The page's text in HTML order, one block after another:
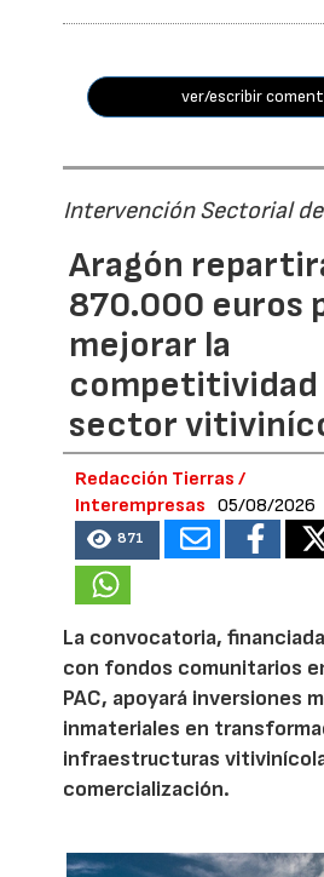
ver/escribir
Intervención Sectorial
Aragón
870.000 euros
mejorar la
competitividad
sector
Redacción Tierras /
Interempresas
05/08/2026
871
La convocatoria,
con fondos comunitarios
PAC, apoyará inversiones
inmateriales en
infraestructuras
comercialización.